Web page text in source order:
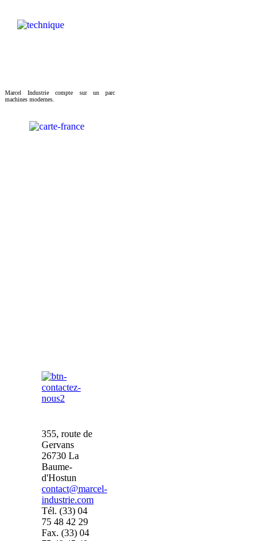
Marcel Industrie compte sur un parc
machines modernes.
355, route de
Gervans
26730 La
Baume-
d'Hostun
contact@marcel-
industrie.com
Tél. (33) 04
75 48 42 29
Fax. (33) 04